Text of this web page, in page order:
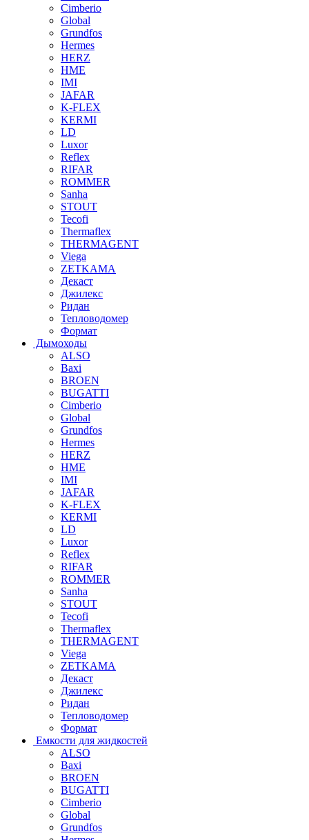
Cimberio
Global
Grundfos
Hermes
HERZ
HME
IMI
JAFAR
K-FLEX
KERMI
LD
Luxor
Reflex
RIFAR
ROMMER
Sanha
STOUT
Tecofi
Thermaflex
THERMAGENT
Viega
ZETKAMA
Декаст
Джилекс
Ридан
Тепловодомер
Формат
Дымоходы
ALSO
Baxi
BROEN
BUGATTI
Cimberio
Global
Grundfos
Hermes
HERZ
HME
IMI
JAFAR
K-FLEX
KERMI
LD
Luxor
Reflex
RIFAR
ROMMER
Sanha
STOUT
Tecofi
Thermaflex
THERMAGENT
Viega
ZETKAMA
Декаст
Джилекс
Ридан
Тепловодомер
Формат
Емкости для жидкостей
ALSO
Baxi
BROEN
BUGATTI
Cimberio
Global
Grundfos